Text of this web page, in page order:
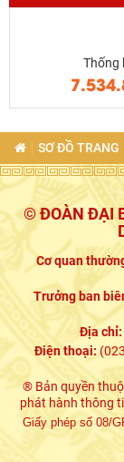
Thống
SƠ ĐỒ TRANG
© ĐOÀN ĐẠI
Cơ quan
Trưởng ban
Địa chỉ:
Điện thoại:
® Bản quyền
phát hành thông
Giấy phép số 08/